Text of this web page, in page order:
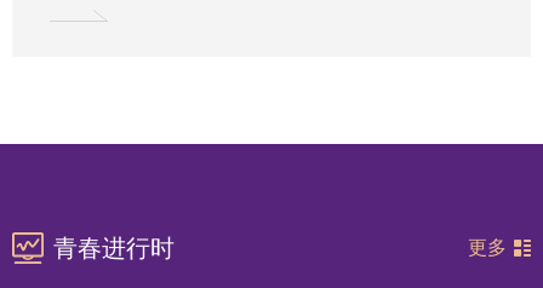
青春进行时 更多